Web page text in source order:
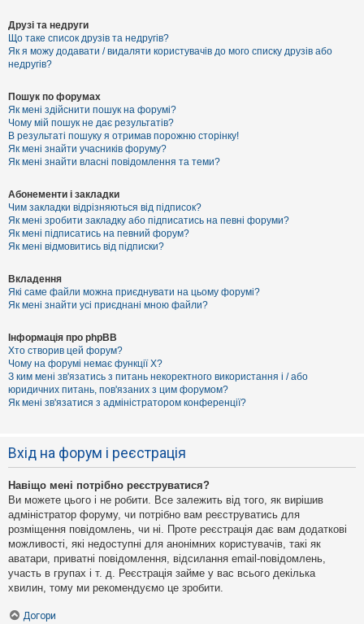
Друзі та недруги
Що таке список друзів та недругів?
Як я можу додавати / видаляти користувачів до мого списку друзів або
недругів?
Пошук по форумах
Як мені здійснити пошук на форумі?
Чому мій пошук не дає результатів?
В результаті пошуку я отримав порожню сторінку!
Як мені знайти учасників форуму?
Як мені знайти власні повідомлення та теми?
Абонементи і закладки
Чим закладки відрізняються від підписок?
Як мені зробити закладку або підписатись на певні форуми?
Як мені підписатись на певний форум?
Як мені відмовитись від підписки?
Вкладення
Які саме файли можна приєднувати на цьому форумі?
Як мені знайти усі приєднані мною файли?
Інформація про phpBB
Хто створив цей форум?
Чому на форумі немає функції X?
З ким мені зв'язатись з питань некоректного використання і / або
юридичних питань, пов'язаних з цим форумом?
Як мені зв'язатися з адміністратором конференції?
Вхід на форум і реєстрація
Навіщо мені потрібно реєструватися?
Ви можете цього і не робити. Все залежить від того, як вирішив
адміністратор форуму, чи потрібно вам реєструватись для
розміщення повідомлень, чи ні. Проте реєстрація дає вам додаткові
можливості, які недоступні для анонімних користувачів, такі як
аватари, приватні повідомлення, відсилання email-повідомлень,
участь в групах і т. д. Реєстрація займе у вас всього декілька
хвилин, тому ми рекомендуємо це зробити.
Догори